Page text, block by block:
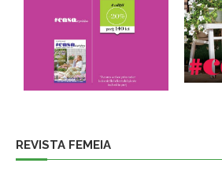
REVISTA FEMEIA